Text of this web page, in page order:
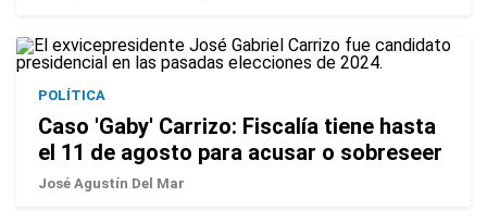
POLÍTICA
Caso 'Gaby' Carrizo: Fiscalía tiene hasta
el 11 de agosto para acusar o sobreseer
José Agustín Del Mar